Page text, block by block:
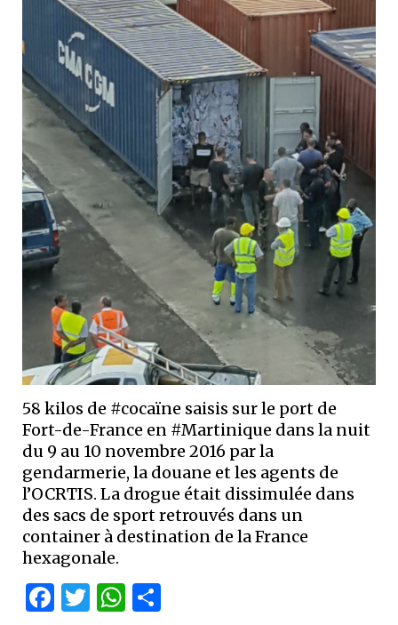
58 kilos de #cocaïne saisis sur le port de
Fort-de-France en #Martinique dans la nuit
du 9 au 10 novembre 2016 par la
gendarmerie, la douane et les agents de
l’OCRTIS. La drogue était dissimulée dans
des sacs de sport retrouvés dans un
container à destination de la France
hexagonale.
Facebook
Twitter
WhatsApp